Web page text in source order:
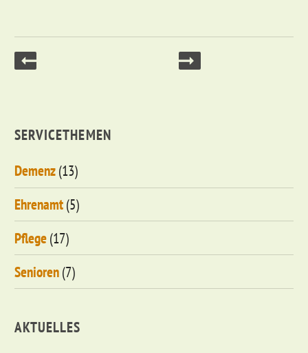
SERVICETHEMEN
Demenz(13)
Ehrenamt(5)
Pflege(17)
Senioren(7)
AKTUELLES